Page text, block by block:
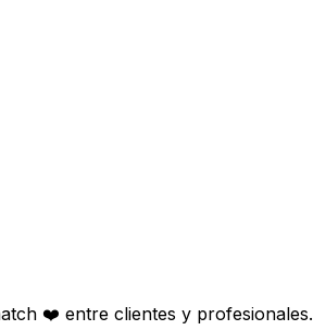
❤️ entre clientes y profesionales.